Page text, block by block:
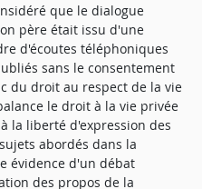
que le dialogue
père était issu d'une
d'écoutes téléphoniques
sans le consentement
du droit au respect de la vie
le droit à la vie privée
la liberté d'expression des
abordés dans la
évidence d'un débat
des propos de la